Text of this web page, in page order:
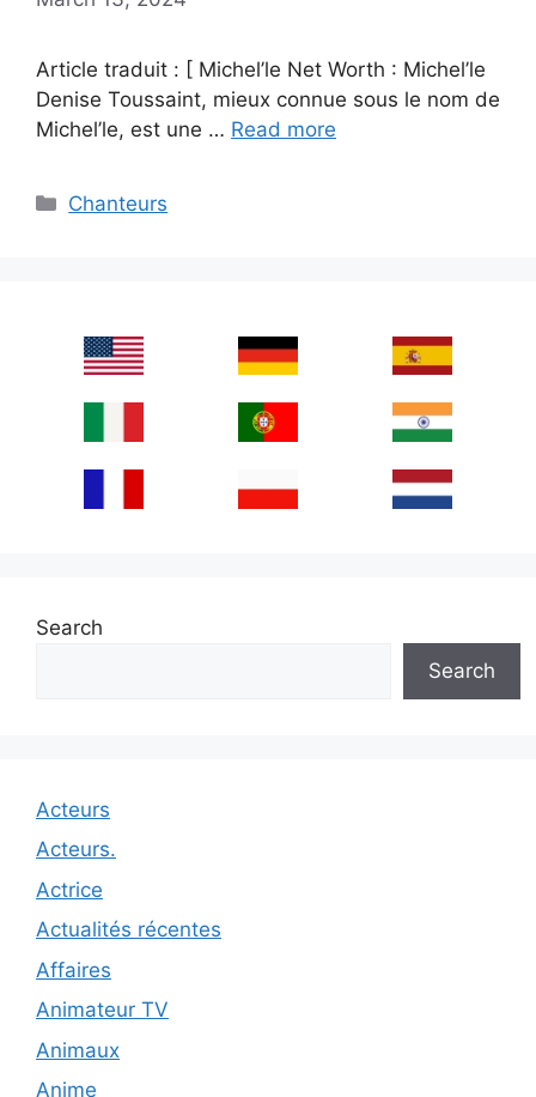
Article traduit : [ Michel’le Net Worth : Michel’le
Denise Toussaint, mieux connue sous le nom de
Michel’le, est une … Read more
Categories
Chanteurs
Search
Search
Acteurs
Acteurs.
Actrice
Actualités récentes
Affaires
Animateur TV
Animaux
Anime